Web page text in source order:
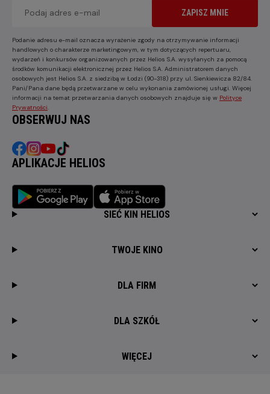
ZAPISZ MNIE
Podanie adresu e-mail oznacza wyrażenie zgody na otrzymywanie informacji
handlowych o charakterze marketingowym, w tym dotyczących repertuaru,
wydarzeń i konkursów organizowanych przez Helios S.A. wysyłanych za pomocą
środków komunikacji elektronicznej przez Helios S.A. Administratorem danych
osobowych jest Helios S.A. z siedzibą w Łodzi (90-318) przy ul. Sienkiewicza 82/84.
Pani/Pana dane będą przetwarzane w celu wykonania zamówionej usługi. Więcej
informacji na temat przetwarzania danych osobowych znajduje się w Polityce
Prywatności
OBSERWUJ NAS
APLIKACJE HELIOS
SIEĆ KIN HELIOS
TWOJE KINO
DLA FIRM
DLA SZKÓŁ
WIĘCEJ